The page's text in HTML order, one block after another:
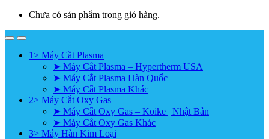
Chưa có sản phẩm trong giỏ hàng.
1> Máy Cắt Plasma
➤ Máy Cắt Plasma – Hypertherm USA
➤ Máy Cắt Plasma Hàn Quốc
➤ Máy Cắt Plasma Khác
2> Máy Cắt Oxy Gas
➤ Máy Cắt Oxy Gas – Koike | Nhật Bản
➤ Máy Cắt Oxy Gas Khác
3> Máy Hàn Kim Loại